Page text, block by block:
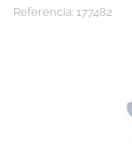
Referencia: 177482